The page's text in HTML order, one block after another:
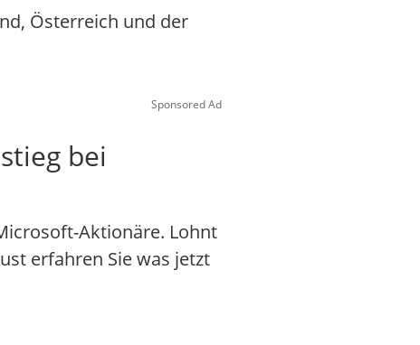
Österreich und der
Sponsored Ad
bei
Aktionäre. Lohnt
erfahren Sie was jetzt